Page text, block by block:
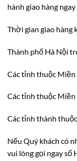
hành giao hàng
Thời gian giao hàng
Thành phố Hà Nội
Các tỉnh thuộc Miền
Các tỉnh thuộc Miền
Các tỉnh thành
Nếu Quý khách có
vui lòng gọi ngay số